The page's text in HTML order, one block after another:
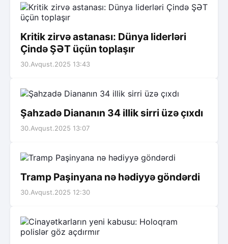
Kritik zirvə astanası: Dünya liderləri
Çində ŞƏT üçün toplaşır
30.Avqust.2025 13:43
Şahzadə Diananın 34 illik sirri üzə çıxdı
30.Avqust.2025 13:07
Tramp Paşinyana nə hədiyyə göndərdi
30.Avqust.2025 12:30